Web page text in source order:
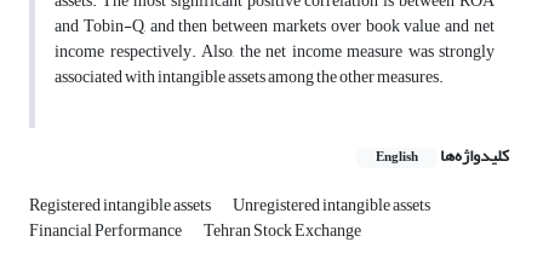
and Tobin-Q, and then between markets over book value and net
income respectively. Also, the net income measure was strongly
associated with intangible assets among the other measures.
کلیدواژه‌ها English
Registered intangible assets Unregistered intangible assets
Financial Performance Tehran Stock Exchange